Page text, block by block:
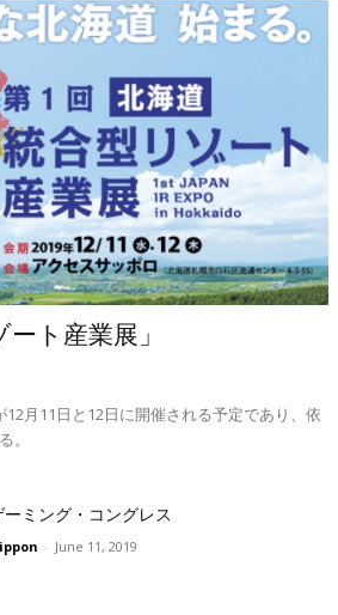
ト産業展」
月11日と12日に開催される予定であり、依
。
ーミング・コングレス
- June 11, 2019